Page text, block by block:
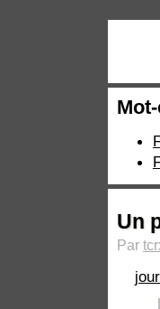
Un
Par